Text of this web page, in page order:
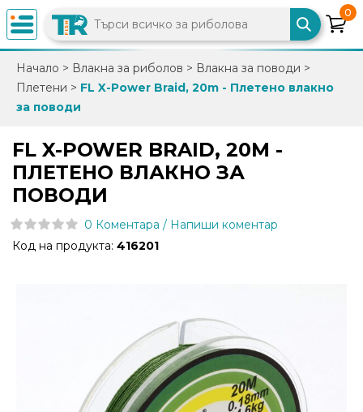
×
0882
892
info@trfish.com
Вход
продукти
0
Начало > Влакна за риболов > Влакна за поводи >
Плетени > FL X-Power Braid, 20m - Плетено влакно
за поводи
FL X-POWER BRAID, 20M -
ПЛЕТЕНО ВЛАКНО ЗА
ПОВОДИ
0 Коментара / Напиши коментар
Код на продукта: 416201